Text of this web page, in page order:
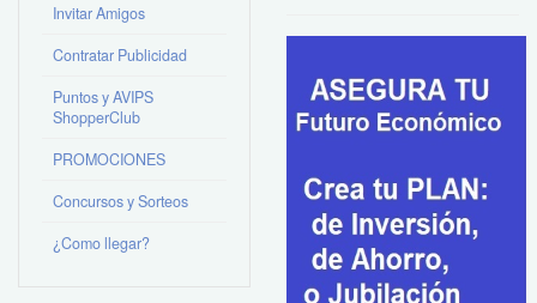
Invitar Amigos
Contratar Publicidad
Puntos y AVIPS
ShopperClub
PROMOCIONES
Concursos y Sorteos
¿Como llegar?